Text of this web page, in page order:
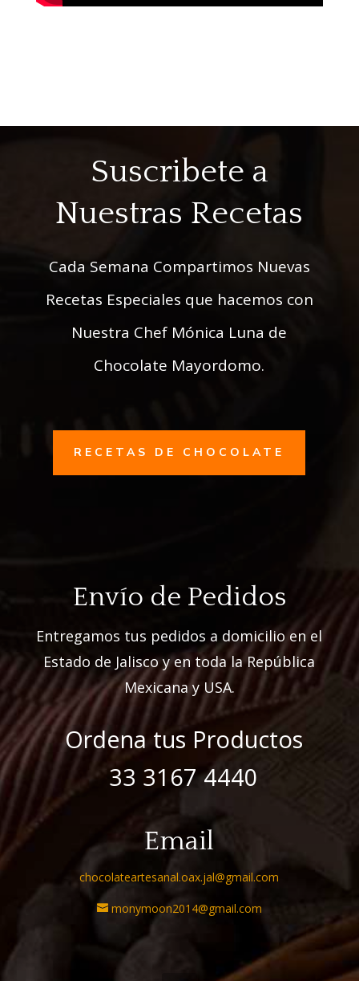
Suscribete a
Nuestras Recetas
Cada Semana Compartimos Nuevas
Recetas Especiales que hacemos con
Nuestra Chef Mónica Luna de
Chocolate Mayordomo.
RECETAS DE CHOCOLATE
Envío de Pedidos
Entregamos tus pedidos a domicilio en el
Estado de Jalisco y en toda la República
Mexicana y USA.
Ordena tus Productos
33 3167 4440
Email
chocolateartesanal.oax.jal@gmail.com
monymoon2014@gmail.com